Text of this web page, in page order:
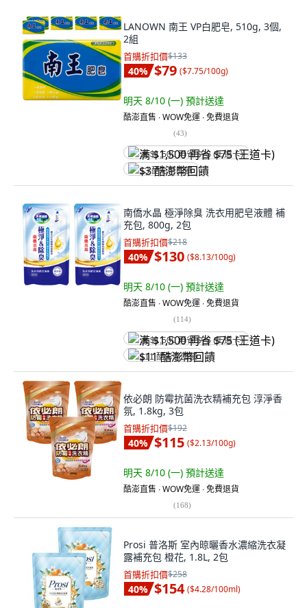
LANOWN 南王 VP白肥皂, 510g, 3個,
2組
首購折扣價$133
40% $79 ($7.75/100g)
明天 8/10 (一) 預計送達
酷澎直售 ∙ WOW免運 ∙ 免費退貨
(43)
满 $1,500 再省 $75 (王道卡)
$3 酷澎幣回饋
南僑水晶 極淨除臭 洗衣用肥皂液體 補
充包, 800g, 2包
首購折扣價$218
40% $130 ($8.13/100g)
明天 8/10 (一) 預計送達
酷澎直售 ∙ WOW免運 ∙ 免費退貨
(114)
满 $1,500 再省 $75 (王道卡)
$11 酷澎幣回饋
依必朗 防霉抗菌洗衣精補充包 淳淨香
氛, 1.8kg, 3包
首購折扣價$192
40% $115 ($2.13/100g)
明天 8/10 (一) 預計送達
酷澎直售 ∙ WOW免運 ∙ 免費退貨
(168)
Prosi 普洛斯 室內晾曬香水濃縮洗衣凝
露補充包 橙花, 1.8L, 2包
首購折扣價$258
40% $154 ($4.28/100ml)